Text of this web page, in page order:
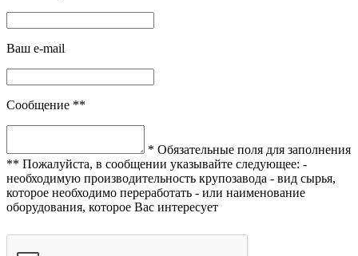
Ваш e-mail
Сообщение **
* Обязательные поля для заполнения
** Пожалуйста, в сообщении указывайте следующее: -
необходимую производительность крупозавода - вид сырья,
которое необходимо переработать - или наименование
оборудования, которое Вас интересует